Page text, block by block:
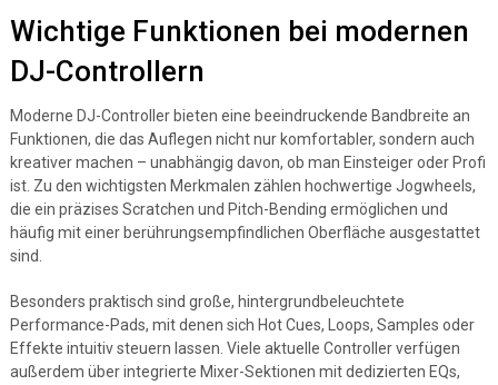
Wichtige Funktionen bei modernen
DJ-Controllern
Moderne DJ-Controller bieten eine beeindruckende Bandbreite an
Funktionen, die das Auflegen nicht nur komfortabler, sondern auch
kreativer machen – unabhängig davon, ob man Einsteiger oder Profi
ist. Zu den wichtigsten Merkmalen zählen hochwertige Jogwheels,
die ein präzises Scratchen und Pitch-Bending ermöglichen und
häufig mit einer berührungsempfindlichen Oberfläche ausgestattet
sind.
Besonders praktisch sind große, hintergrundbeleuchtete
Performance-Pads, mit denen sich Hot Cues, Loops, Samples oder
Effekte intuitiv steuern lassen. Viele aktuelle Controller verfügen
außerdem über integrierte Mixer-Sektionen mit dedizierten EQs,